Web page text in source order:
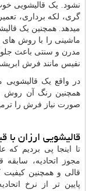
نشود. یک قالیشویی
گری، لکه برداری،
میدهد. همچنین یک
ماشینی را با روش
مدرن و سنتی باعث
نفیس مانند فرش
در واقع یک
همچنین رنگ آن روش
صورت نیاز فرش را
قالیشویی ارزان با
تا اینجا پی بردیم که
مجوز اتحادیه،
قالی و همچنین کیفیت
پایین تر از نرخ